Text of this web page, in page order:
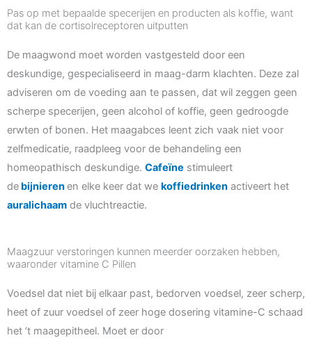
Pas op met bepaalde specerijen en producten als koffie, want
dat kan de cortisolreceptoren uitputten
De maagwond moet worden vastgesteld door een
deskundige, gespecialiseerd in maag-darm klachten. Deze zal
adviseren om de voeding aan te passen, dat wil zeggen geen
scherpe specerijen, geen alcohol of koffie, geen gedroogde
erwten of bonen. Het maagabces leent zich vaak niet voor
zelfmedicatie, raadpleeg voor de behandeling een
homeopathisch deskundige. Cafeïne stimuleert
de bijnierenen elke keer dat we koffiedrinken activeert het
auralichaam de vluchtreactie.
Maagzuur verstoringen kunnen meerder oorzaken hebben,
waaronder vitamine C Pillen
Voedsel dat niet bij elkaar past, bedorven voedsel, zeer scherp,
heet of zuur voedsel of zeer hoge dosering vitamine-C schaad
het ’t maagepitheel. Moet er door